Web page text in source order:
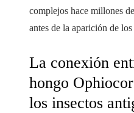
complejos hace millones
antes de la aparición de
La conexión
hongo
los insectos